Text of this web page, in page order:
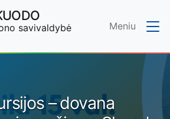
savivaldybė Meniu
– dovana